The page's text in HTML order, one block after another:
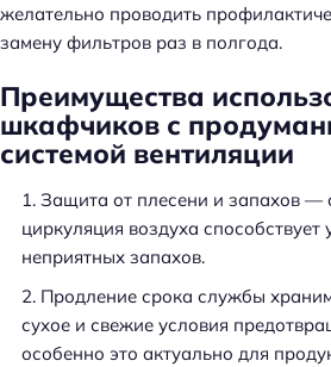
желательно проводить
замену фильтров раз в полгода.
Преимущества
шкафчиков с
системой вентиляции
Защита от плесени и запахов —
циркуляция воздуха
неприятных запахов.
Продление срока службы
сухое и свежие условия
особенно это актуально для